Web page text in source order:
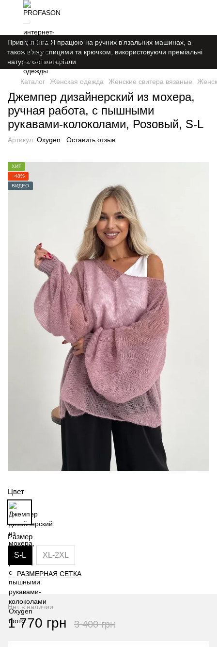
Привіт, я Інга Я працюю на ручних в’язальних машинах, а
також в’яжу спицями та крючком, використовуючи преміальні
натуральні матеріали
Каталог Женская одежда Женские свитера вязаные
Джемпер дизайнерский из мохера,
ручная работа, с пышными
рукавами-колоколами, Розовый, S-L
Артикул: Oxygen Оставить отзыв
ХИТ
−48%
ВИДЕО
Цвет
Размер
S-L XL-2XL
РАЗМЕРНАЯ СЕТКА
Нет в наличии
1 770 грн 3 400 грн